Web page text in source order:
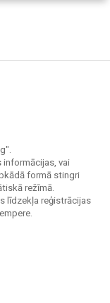
informācijas, vai
formā stingri
režīmā.
līdzekļa reģistrācijas